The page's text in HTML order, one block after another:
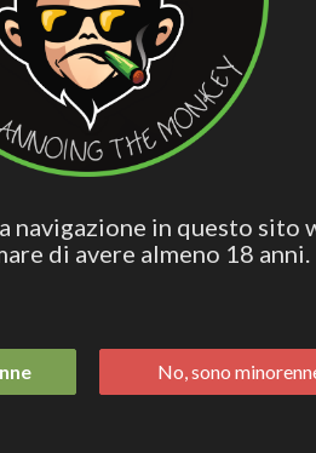
Active Edibles Fall Asleep
Elegant with Giftbox - Best Buds
ASHTRAY - ALIEN
Spedizione Italia 2/3 Giorni.
navigazione in questo sito
di avere almeno 18 anni.
No, sono